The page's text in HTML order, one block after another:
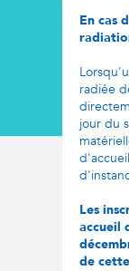
En cas
radiée
jour du
Les
accueil
de